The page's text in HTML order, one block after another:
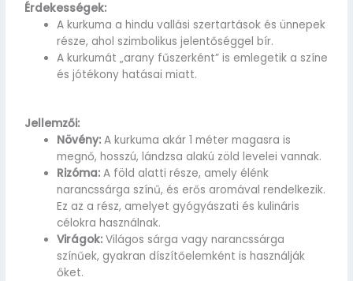
Érdekességek:
A kurkuma a hindu vallási szertartások és ünnepek
része, ahol szimbolikus jelentőséggel bír.
A kurkumát „arany fűszerként” is emlegetik a színe
és jótékony hatásai miatt.
Jellemzői:
Növény: A kurkuma akár 1 méter magasra is
megnő, hosszú, lándzsa alakú zöld levelei vannak.
Rizóma: A föld alatti része, amely élénk
narancssárga színű, és erős aromával rendelkezik.
Ez az a rész, amelyet gyógyászati és kulináris
célokra használnak.
Virágok: Világos sárga vagy narancssárga
színűek, gyakran díszítőelemként is használják
őket.